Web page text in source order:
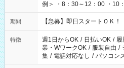
例＞ ・8：30～12：00 ・10
・13：00～22：00 ・22：
期間 【急募】即日スタートＯＫ
特徴 週1日からOK / 日払いOK / 履
業・WワークOK / 服装自由 /
集 / 電話対応なし / パソコン